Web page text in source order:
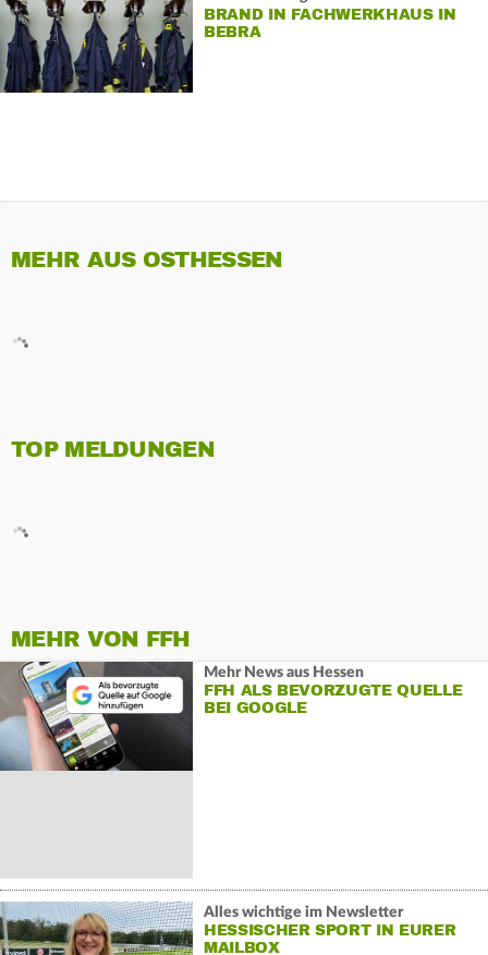
BRAND IN FACHWERKHAUS IN
BEBRA
MEHR AUS OSTHESSEN
TOP MELDUNGEN
MEHR VON FFH
Mehr News aus Hessen
FFH ALS BEVORZUGTE QUELLE
BEI GOOGLE
Alles wichtige im Newsletter
HESSISCHER SPORT IN EURER
MAILBOX